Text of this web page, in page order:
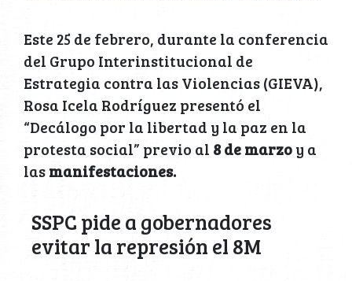
Este 25 de febrero, durante la conferencia
del Grupo Interinstitucional de
Estrategia contra las Violencias (GIEVA),
Rosa Icela Rodríguez presentó el
“Decálogo por la libertad y la paz en la
protesta social” previo al 8 de marzoy a
lasmanifestaciones.
SSPC pide a gobernadores
evitar la represión el 8M